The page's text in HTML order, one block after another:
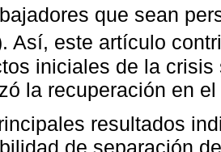
que sean
Así, este artículo
iniciales de la
la recuperación en
resultados
de separación